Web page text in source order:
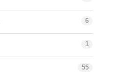
6
1
55